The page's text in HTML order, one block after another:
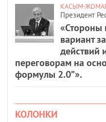
КАСЫМ-
Президент
«Стороны
вариант
действий
переговорам на
формулы 2.0”».
КОЛОНКИ